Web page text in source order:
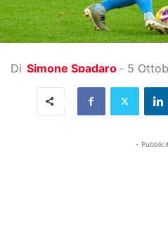
Di Simone Spadaro - 5
-